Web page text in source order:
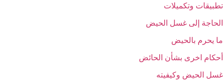
تطبيقات وتكميلات
الحاجة إلى غسل الحيض
ما يحرم بالحيض
أحكام اخرى بشأن الحائض
غسل الحيض وكيفيته